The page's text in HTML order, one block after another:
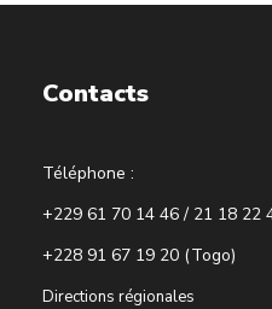
Contacts
Téléphone :
+229 61 70 14 46 / 21 18 22
+228 91 67 19 20 (Togo)
Directions régionales